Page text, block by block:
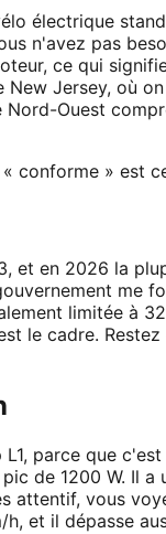
électrique
n'avez pas
ce qui
Jersey, où
Ouest
» est
et en 2026 la
me
limitée à
le cadre.
parce que
de 1200 W. Il
vous
et il dépasse